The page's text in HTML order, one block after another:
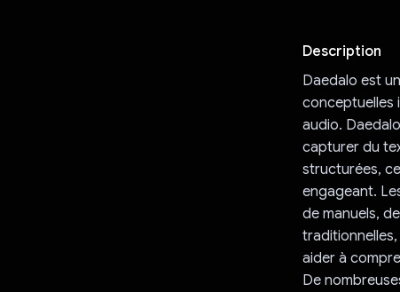
Description
Daedalo est
conceptuelles
audio.
capturer du
structurées,
engageant.
de manuels,
aider à
De